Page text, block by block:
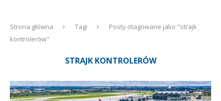
Strona główna Tagi
Posty otagowane jako "strajk
kontrolerów"
STRAJK KONTROLERÓW